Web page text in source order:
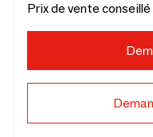
Prix de vente conseillé